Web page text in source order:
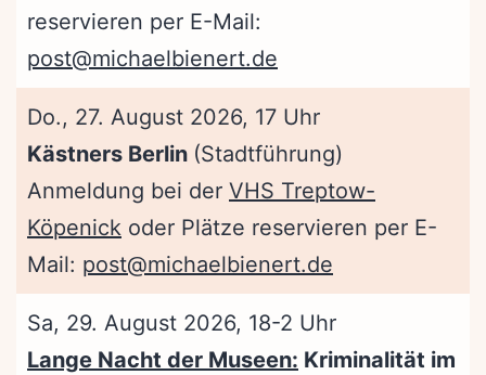
reservieren per E-Mail:
post@michaelbienert.de
Do., 27. August 2026, 17 Uhr
Kästners Berlin (Stadtführung)
Anmeldung bei der VHS Treptow-
Köpenick oder Plätze reservieren per E-
Mail: post@michaelbienert.de
Sa, 29. August 2026, 18-2 Uhr
Lange Nacht der Museen: Kriminalität im